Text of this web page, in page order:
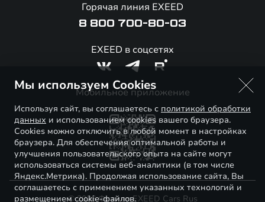
Специальные предложения
Корпоративным клиентам
Официальные дилеры
Помощь на дорогах
Знаковые клиенты EXEED
Контакты
Горячая линия EXEED
8 800 700-80-03
EXEED в соцсетях
Мобильное приложение
© 2026 Филиал EXEED Cars Rus
Мы используем Cookies
Используя сайт, вы соглашаетесь с политикой обработки
данных и использованием cookies вашего браузера.
Cookies можно отключить в любой момент в настройках
браузера. Для обеспечения оптимальной работы и
улучшения пользовательского опыта на сайте могут
использоваться системы веб-аналитики (в том числе
Яндекс.Метрика). Продолжая использование сайта, Вы
соглашаетесь с применением указанных технологий и
размещением cookie-файлов.